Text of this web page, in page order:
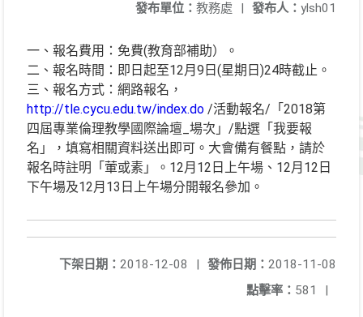
發布人： ylsh01
發布單位： 教務處 |
一、報名費用：免費(教育部補助）。
二、報名時間：即日起至12月9日(星期日)24時截止。
三、報名方式：網路報名，
http://tle.cycu.edu.tw/index.do /活動報名/「2018第
四屆專業倫理教學國際論壇_場次」/點選「我要報
名」，填寫相關資料送出即可。大會備有餐點，請於
報名時註明「葷或素」。12月12日上午場、12月12日
下午場及12月13日上午場分開報名參加。
發佈日期： 2018-11-08
下架日期： 2018-12-08
|
點擊率： 581 |